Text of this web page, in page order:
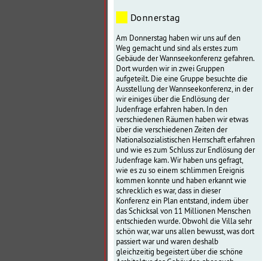
Donnerstag
Am Donnerstag haben wir uns auf den
Weg gemacht und sind als erstes zum
Gebäude der Wannseekonferenz gefahren.
Dort wurden wir in zwei Gruppen
aufgeteilt. Die eine Gruppe besuchte die
Ausstellung der Wannseekonferenz, in der
wir einiges über die Endlösung der
Judenfrage erfahren haben. In den
verschiedenen Räumen haben wir etwas
über die verschiedenen Zeiten der
Nationalsozialistischen Herrschaft erfahren
und wie es zum Schluss zur Endlösung der
Judenfrage kam. Wir haben uns gefragt,
wie es zu so einem schlimmen Ereignis
kommen konnte und haben erkannt wie
schrecklich es war, dass in dieser
Konferenz ein Plan entstand, indem über
das Schicksal von 11 Millionen Menschen
entschieden wurde. Obwohl die Villa sehr
schön war, war uns allen bewusst, was dort
passiert war und waren deshalb
gleichzeitig begeistert über die schöne